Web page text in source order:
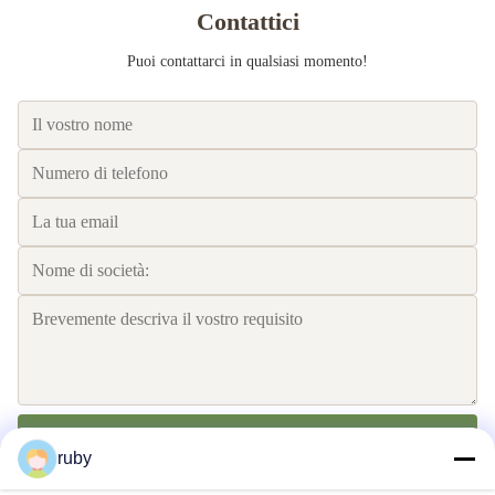
Contattici
Puoi contattarci in qualsiasi momento!
ruby